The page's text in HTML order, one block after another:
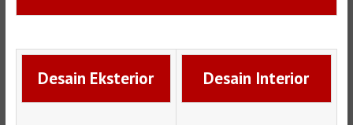
Desain Eksterior Desain Interior